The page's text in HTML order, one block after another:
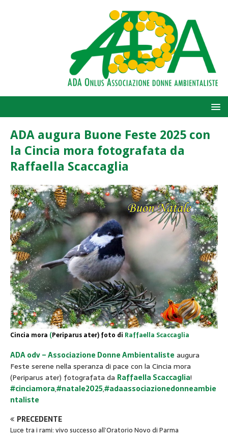
ADA augura Buone Feste 2025 con
la Cincia mora fotografata da
Raffaella Scaccaglia
Cincia mora (Periparus ater) foto di Raffaella Scaccaglia
ADA odv – Associazione Donne Ambientaliste augura
Feste serene nella speranza di pace con la Cincia mora
(Periparus ater) fotografata da Raffaella Scaccaglia!
#cinciamora,#natale2025,#adaassociazionedonneambie
ntaliste
PRECEDENTE
Luce tra i rami: vivo successo all’Oratorio Novo di Parma